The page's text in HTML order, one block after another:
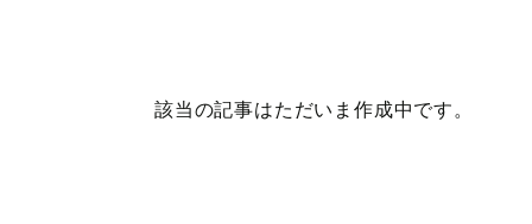
翻訳該当の記事はただいま作成中です。